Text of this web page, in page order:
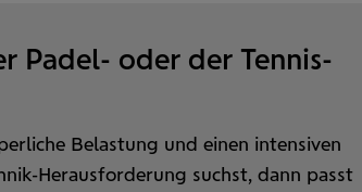
Padel- oder der Tennis-
Belastung und einen intensiven
Herausforderung suchst, dann passt